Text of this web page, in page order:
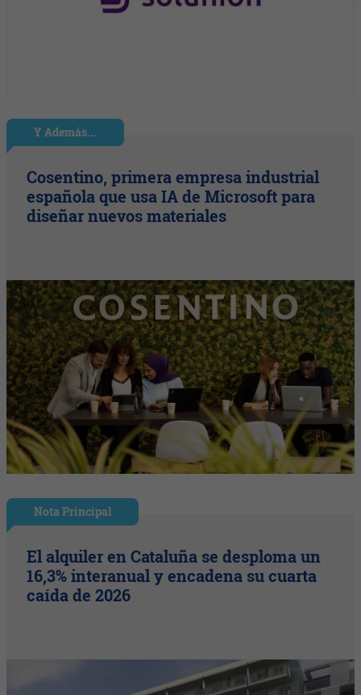
Y Además...
Cosentino, primera empresa industrial
española que usa IA de Microsoft para
diseñar nuevos materiales
Nota Principal
El alquiler en Cataluña se desploma un
16,3% interanual y encadena su cuarta
caída de 2026